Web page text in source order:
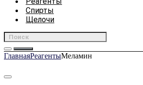
Спирты
Щелочи
ГлавнаяРеагентыМеламин